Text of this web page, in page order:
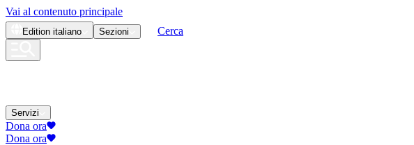
Vai al contenuto principale
Edition italiano Sezioni Cerca
Servizi
Dona ora
Dona ora